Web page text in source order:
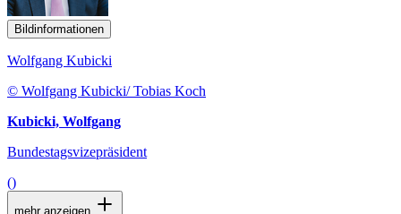
Bildinformationen
Wolfgang Kubicki
© Wolfgang Kubicki/ Tobias Koch
Kubicki, Wolfgang
Bundestagsvizepräsident
()
mehr anzeigen